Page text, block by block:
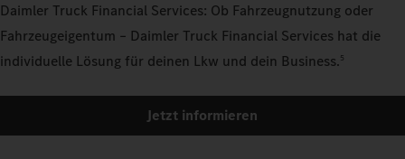
Daimler Truck Financial Services: Ob Fahrzeugnutzung oder
Fahrzeugeigentum – Daimler Truck Financial Services hat die
individuelle Lösung für deinen Lkw und dein Business.5
Jetzt informieren